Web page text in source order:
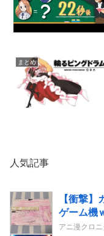
まとめ
人気記事
【衝撃】
ゲーム機
アニ漫クロ